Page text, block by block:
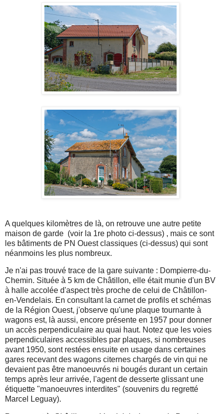
A quelques kilomètres de là, on retrouve une autre petite
maison de garde (voir la 1re photo ci-dessus) , mais ce sont
les bâtiments de PN Ouest classiques (ci-dessus) qui sont
néanmoins les plus nombreux.
Je n'ai pas trouvé trace de la gare suivante : Dompierre-du-
Chemin. Située à 5 km de Châtillon, elle était munie d'un BV
à halle accolée d'aspect très proche de celui de Châtillon-
en-Vendelais. En consultant la carnet de profils et schémas
de la Région Ouest, j'observe qu'une plaque tournante à
wagons est, là aussi, encore présente en 1957 pour donner
un accès perpendiculaire au quai haut. Notez que les voies
perpendiculaires accessibles par plaques, si nombreuses
avant 1950, sont restées ensuite en usage dans certaines
gares recevant des wagons citernes chargés de vin qui ne
devaient pas être manoeuvrés ni bougés durant un certain
temps après leur arrivée, l'agent de desserte glissant une
étiquette "manoeuvres interdites" (souvenirs du regretté
Marcel Leguay).